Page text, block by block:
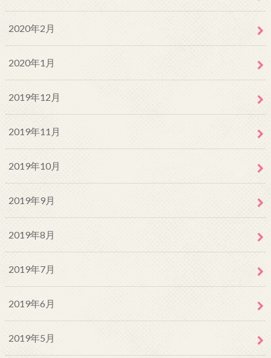
2020年2月
2020年1月
2019年12月
2019年11月
2019年10月
2019年9月
2019年8月
2019年7月
2019年6月
2019年5月